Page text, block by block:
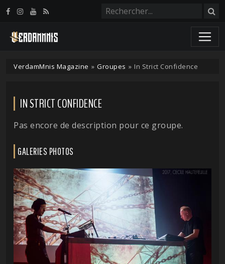
VerdamMnis Magazine » Groupes » In Strict Confidence
IN STRICT CONFIDENCE
Pas encore de description pour ce groupe.
GALERIES PHOTOS
Panneau de gestion des cookies